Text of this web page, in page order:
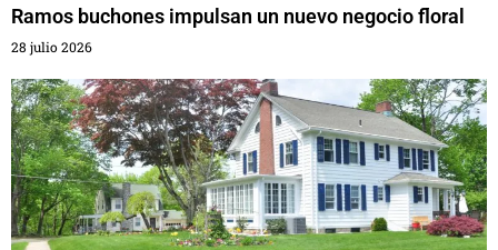
Ramos buchones impulsan un nuevo negocio floral
28 julio 2026